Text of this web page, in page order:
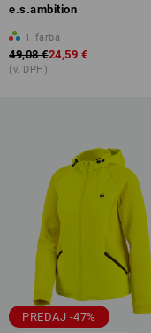
e.s.ambition
1 farba
49,08 €24,59 €
(v. DPH)
PREDAJ -47%